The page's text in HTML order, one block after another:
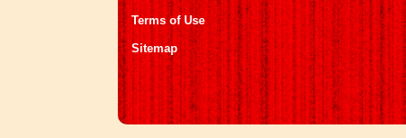
Terms of Use
Sitemap